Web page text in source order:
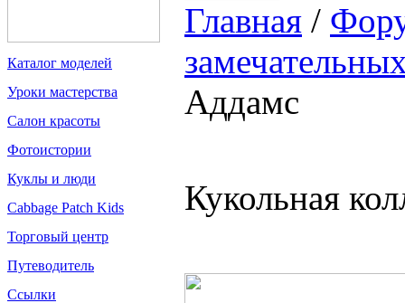
Каталог моделей
Уроки мастерства
Салон красоты
Фотоистории
Куклы и люди
Cabbage Patch Kids
Торговый центр
Путеводитель
Ссылки
Главная /
Аддамс
Кукольная